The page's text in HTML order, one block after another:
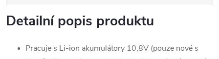
Detailní popis produktu
Pracuje s Li-ion akumulátory 10,8V (pouze nové s